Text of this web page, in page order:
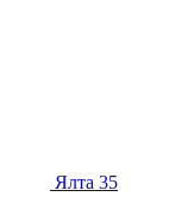
Ялта 35